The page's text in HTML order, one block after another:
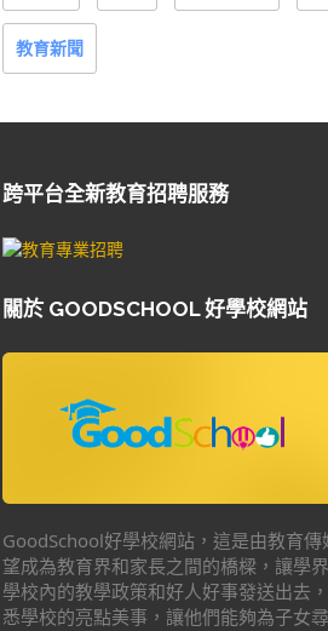
教育新聞
跨平台全新教育招聘服務
關於 GOODSCHOOL 好學校網站
GoodSchool好學校網站，這是由教育
望成為教育界和家長之間的橋樑，讓學
學校內的教學政策和好人好事發送出去
悉學校的亮點美事，讓他們能夠為子女